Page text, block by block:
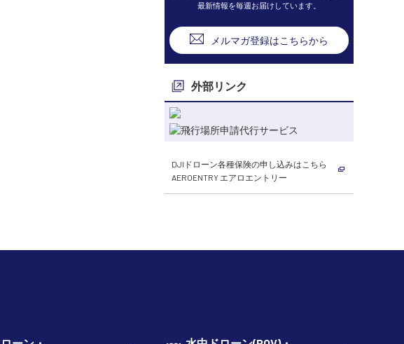
最新情報を毎週お届けしています。
メルマガ登録はこちらから
外部リンク
DJIドローン各種保険の申し込みはこちら
AEROENTRY エアロエントリー